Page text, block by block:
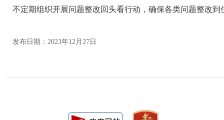
不定期组织开展问题整改回头看行动，确保各类问题整改到
发布日期：2023年12月27日